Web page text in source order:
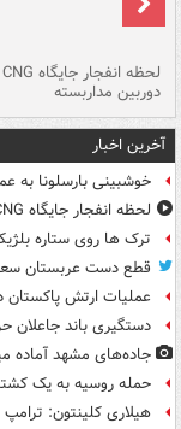
دوربین مداربسته
آخرین اخبار
خوشبینی بارسلونا به
لحظه انفجار جایگاه CNG صحنه در دوربین مداربسته
ترک ها روی ستاره
قطع دست عربستان
عملیات ارتش پاکستان در
دستگیری باند جاعلان
جاده‌های مشهد آماده
حمله روسیه به یک
هیلاری کلینتون: ترامپ